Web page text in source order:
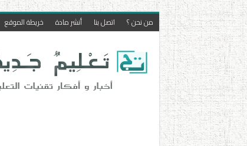
من نحن ؟ اتصل بنا أنشر مادة خريطة الموقع